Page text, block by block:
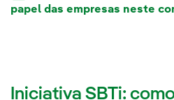
papel das empresas neste
Iniciativa SBTi: